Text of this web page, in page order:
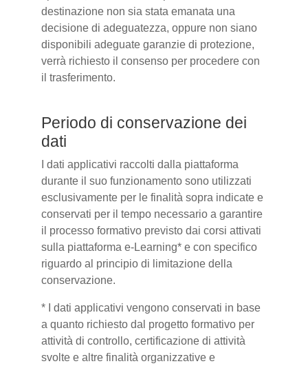
destinazione non sia stata emanata una
decisione di adeguatezza, oppure non siano
disponibili adeguate garanzie di protezione,
verrà richiesto il consenso per procedere con
il trasferimento.
Periodo di conservazione dei
dati
I dati applicativi raccolti dalla piattaforma
durante il suo funzionamento sono utilizzati
esclusivamente per le finalità sopra indicate e
conservati per il tempo necessario a garantire
il processo formativo previsto dai corsi attivati
sulla piattaforma e-Learning* e con specifico
riguardo al principio di limitazione della
conservazione.
* I dati applicativi vengono conservati in base
a quanto richiesto dal progetto formativo per
attività di controllo, certificazione di attività
svolte e altre finalità organizzative e